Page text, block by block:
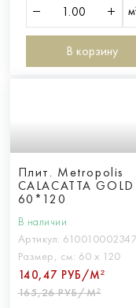
В корзину
Плит. Metropolis
CALACATTA GOLD
60*120
В наличии
Артикул:
Размер, см: 60 х 120
140,47 РУБ/М²
165,26 РУБ/М²